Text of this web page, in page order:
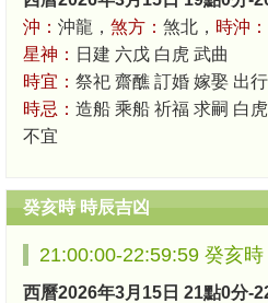
沖： 沖龍， 煞方： 煞北， 時沖：
星神： 日建 六戊 白虎 武曲
時宜： 祭祀 齋醮 訂婚 嫁娶 出
時忌： 造船 乘船 祈福 求嗣 白
不宜
癸亥時 時辰吉凶
21:00:00-22:59:59 癸亥時
西曆2026年3月15日 21點0分-